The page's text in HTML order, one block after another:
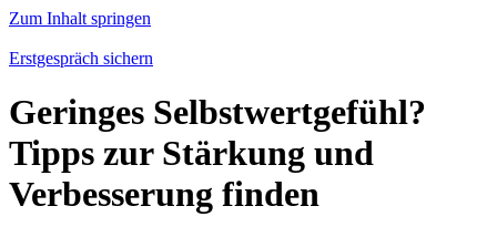
Zum Inhalt springen
Erstgespräch sichern
Geringes Selbstwertgefühl?
Tipps zur Stärkung und
Verbesserung finden